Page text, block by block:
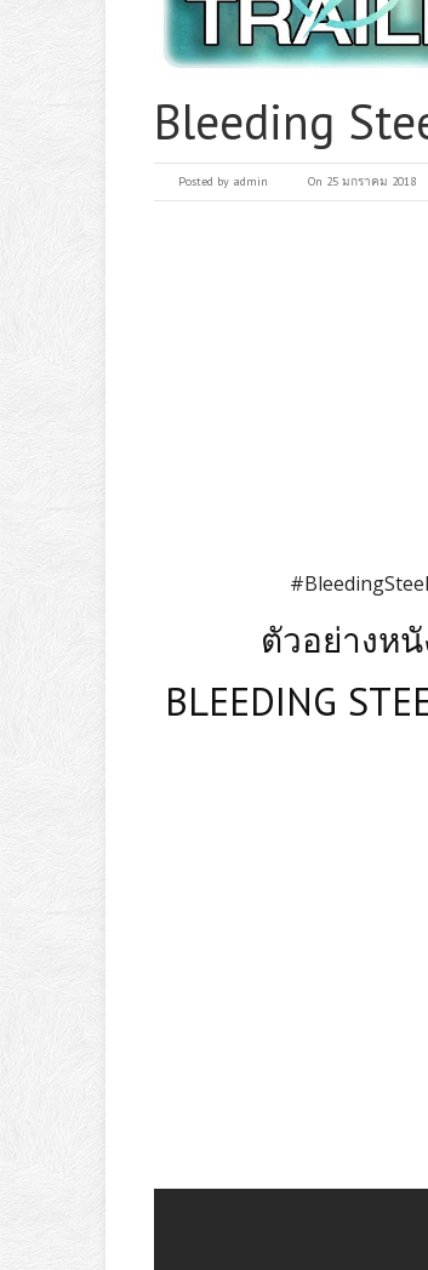
Bleeding
Posted by admin On 25 มกราคม 2018
ตัวอย่างห
BLEEDING